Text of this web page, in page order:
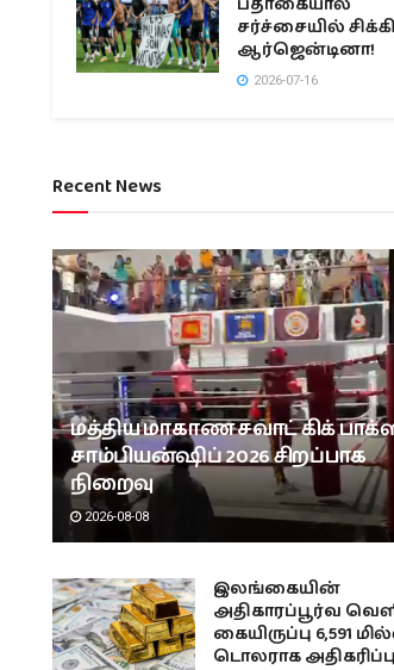
சர்ச்சையில்
ஆர்ஜென்டினா!
2026-07-16
Recent News
மத்திய மாகாண சவாட் கிக்
சாம்பியன்ஷிப் 2026 சிறப்பாக
நிறைவு
2026-08-08
இலங்கையின்
அதிகாரப்பூர்வ
கையிருப்பு 6,591
டொலராக